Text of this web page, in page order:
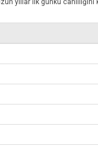
yıllar ilk günkü canlılığını